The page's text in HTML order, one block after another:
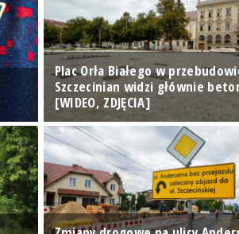
Plac Orła Białego w
Szczecinian widzi głównie
[WIDEO, ZDJĘCIA]